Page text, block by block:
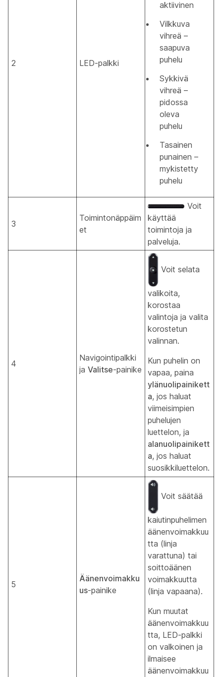
2 LED-palkki
aktiivinen
Vilkkuva
vihreä –
saapuva
puhelu
Sykkivä
vihreä –
pidossa
oleva
puhelu
Tasainen
punainen –
mykistetty
puhelu
3
Toimintonäppäim
et
Voit
käyttää
toimintoja ja
palveluja.
4
Navigointipalkki
ja Valitse-painike
Voit selata
valikoita,
korostaa
valintoja ja valita
korostetun
valinnan.
Kun puhelin on
vapaa, paina
ylänuolipainikett
a, jos haluat
viimeisimpien
puhelujen
luettelon, ja
alanuolipainikett
a, jos haluat
suosikkiluettelon.
5
Äänenvoimakku
us-painike
Voit säätää
kaiutinpuhelimen
äänenvoimakkuu
tta (linja
varattuna) tai
soittoäänen
voimakkuutta
(linja vapaana).
Kun muutat
äänenvoimakkuu
tta, LED-palkki
on valkoinen ja
ilmaisee
äänenvoimakkuu